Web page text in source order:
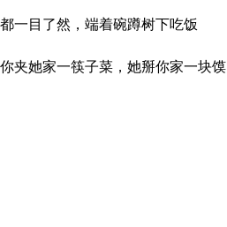
都一目了然，端着碗蹲树下吃饭
你夹她家一筷子菜，她掰你家一块馍